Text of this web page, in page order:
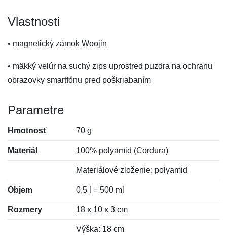
Vlastnosti
• magnetický zámok Woojin
• mäkký velúr na suchý zips uprostred puzdra na ochranu
obrazovky smartfónu pred poškriabaním
Parametre
Hmotnosť 70 g
Materiál 100% polyamid (Cordura)
Materiálové zloženie: polyamid
Objem 0,5 l = 500 ml
Rozmery 18 x 10 x 3 cm
Výška: 18 cm